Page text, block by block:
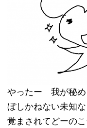
やったー 我が秘め
ぼしかねない未知
覚まされてどーの